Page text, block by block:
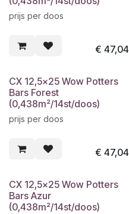
prijs per doos
€ 47,04
CX 12,5x25 Wow Potters
Bars Forest
(0,438m²/14st/doos)
prijs per doos
€ 47,04
CX 12,5x25 Wow Potters
Bars Azur
(0,438m²/14st/doos)